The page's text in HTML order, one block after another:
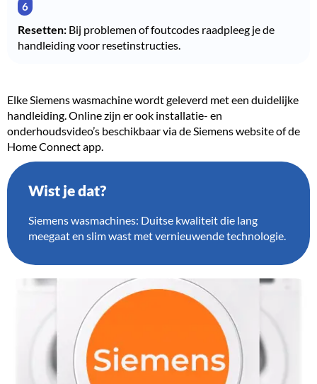
Resetten: Bij problemen of foutcodes raadpleeg je de
handleiding voor resetinstructies.
Elke Siemens wasmachine wordt geleverd met een duidelijke
handleiding. Online zijn er ook installatie- en
onderhoudsvideo’s beschikbaar via de Siemens website of de
Home Connect app.
Wist je dat?
Siemens wasmachines: Duitse kwaliteit die lang
meegaat en slim wast met vernieuwende technologie.